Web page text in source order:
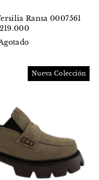
Ransa 0007561
Nueva Colección